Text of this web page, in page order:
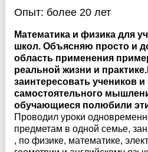
Опыт: более 20 лет
Математика и физика для
школ. Объясняю просто и
область применения
реальной жизни и
заинтересовать учеников
самостоятельного
обучающиеся полюбили
Проводил уроки
предметам в одной семье,
, по физике, математике,